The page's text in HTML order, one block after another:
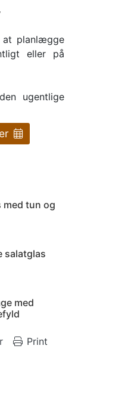
at planlægge
eller på
ugentlige
med tun og
salatglas
med
Print